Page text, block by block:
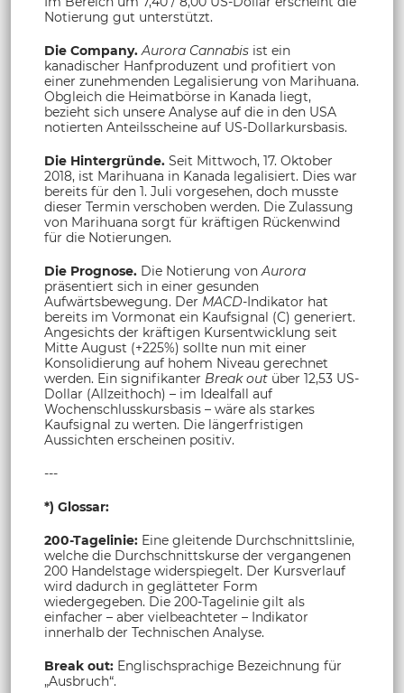
Notierung gut unterstützt.
Die Company. Aurora Cannabis ist ein
kanadischer Hanfproduzent und profitiert von
einer zunehmenden Legalisierung von Marihuana.
Obgleich die Heimatbörse in Kanada liegt,
bezieht sich unsere Analyse auf die in den USA
notierten Anteilsscheine auf US-Dollarkursbasis.
Die Hintergründe. Seit Mittwoch, 17. Oktober
2018, ist Marihuana in Kanada legalisiert. Dies war
bereits für den 1. Juli vorgesehen, doch musste
dieser Termin verschoben werden. Die Zulassung
von Marihuana sorgt für kräftigen Rückenwind
für die Notierungen.
Die Prognose. Die Notierung vonAurora
präsentiert sich in einer gesunden
Aufwärtsbewegung. Der MACD-Indikator hat
bereits im Vormonat ein Kaufsignal (C) generiert.
Angesichts der kräftigen Kursentwicklung seit
Mitte August (+225%) sollte nun mit einer
Konsolidierung auf hohem Niveau gerechnet
werden. Ein signifikanter Break out über 12,53 US-
Dollar (Allzeithoch) – im Idealfall auf
Wochenschlusskursbasis – wäre als starkes
Kaufsignal zu werten. Die längerfristigen
Aussichten erscheinen positiv.
---
*) Glossar:
200-Tagelinie: Eine gleitende Durchschnittslinie,
welche die Durchschnittskurse der vergangenen
200 Handelstage widerspiegelt. Der Kursverlauf
wird dadurch in geglätteter Form
wiedergegeben. Die 200-Tagelinie gilt als
einfacher – aber vielbeachteter – Indikator
innerhalb der Technischen Analyse.
Break out: Englischsprachige Bezeichnung für
„Ausbruch“.